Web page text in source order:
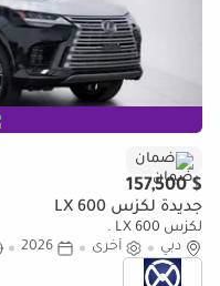
ضمان
$ 157,500
جديدة لكزس LX 600
لكزس LX 600 .
دبي
أخرى 2026